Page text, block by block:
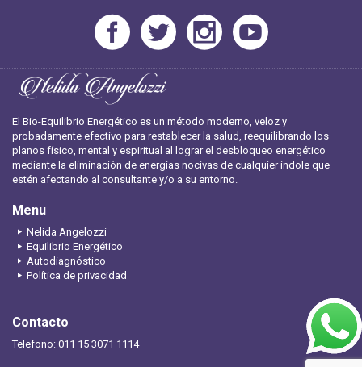
El Bio-Equilibrio Energético es un método moderno, veloz y
probadamente efectivo para restablecer la salud, reequilibrando los
planos físico, mental y espiritual al lograr el desbloqueo energético
mediante la eliminación de energías nocivas de cualquier índole que
estén afectando al consultante y/o a su entorno.
Menu
Nelida Angelozzi
Equilibrio Energético
Autodiagnóstico
Política de privacidad
Contacto
Telefono: 011 15 3071 1114